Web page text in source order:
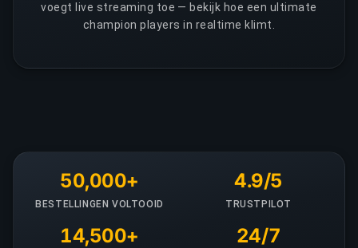
voegt live streaming toe — bekijk hoe een ultimate
champion players in realtime klimt.
50,000+
BESTELLINGEN VOLTOOID
4.9/5
TRUSTPILOT
14,500+ 24/7